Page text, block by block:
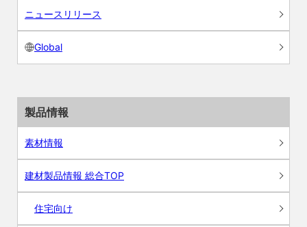
ニュースリリース
Global
製品情報
素材情報
建材製品情報 総合TOP
住宅向け